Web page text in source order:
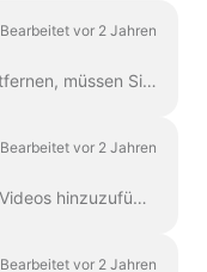
Bearbeitet vor 2 Jahren
Um das Wave.video Logo zu entfernen, müssen Sie einen unserer Pläne haben. Alle Pläne können Sie hier einsehen. In 'Meine Projekte', klicken Sie auf drei Punkte, um Play...
Bearbeitet vor 2 Jahren
Um ein Wasserzeichen zu Ihren Videos hinzuzufügen, gehen Sie zum Schritt "Wasserzeichen" und laden Sie das Bild hoch, das als Wasserzeichen angezeigt werden soll. Sobald Sie ...
Bearbeitet vor 2 Jahren